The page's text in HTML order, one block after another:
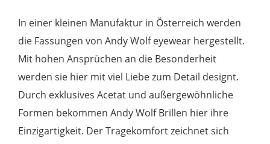
In einer kleinen Manufaktur in Österreich werden
die Fassungen von Andy Wolf eyewear hergestellt.
Mit hohen Ansprüchen an die Besonderheit
werden sie hier mit viel Liebe zum Detail designt.
Durch exklusives Acetat und außergewöhnliche
Formen bekommen Andy Wolf Brillen hier ihre
Einzigartigkeit. Der Tragekomfort zeichnet sich